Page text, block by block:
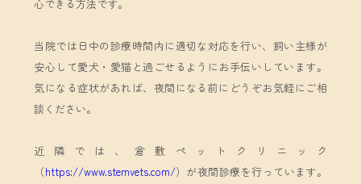
心できる方法です。
当院では日中の診療時間内に適切な対応を行い、飼い主様が
安心して愛犬・愛猫と過ごせるようにお手伝いしています。
気になる症状があれば、夜間になる前にどうぞお気軽にご相
談ください。
近隣では、倉敷ペットクリニック
（https://www.stemvets.com/）が夜間診療を行っています。